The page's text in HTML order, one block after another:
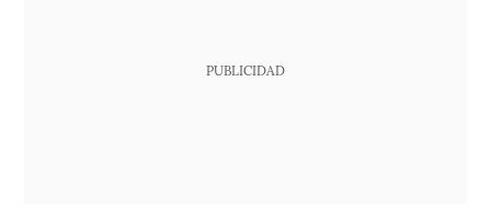
PUBLICIDAD